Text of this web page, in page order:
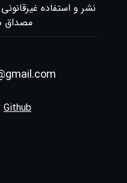
نشر و استفاده
مصداق
Github